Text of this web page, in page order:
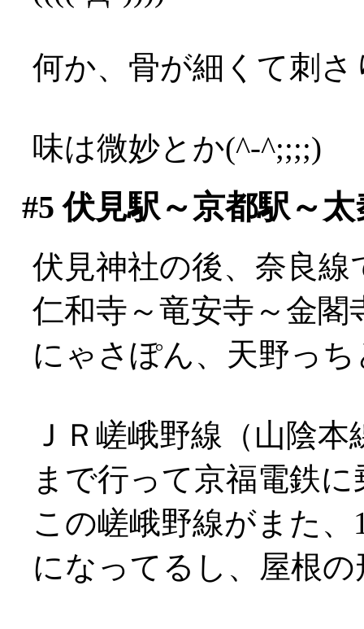
何か、骨が細くて刺
味は微妙とか(^-^;;;;)
#5 伏見駅～京都駅～太
伏見神社の後、奈良
仁和寺～竜安寺～金
にゃさぽん、天野っ
ＪＲ嵯峨野線（山陰
まで行って京福電鉄
この嵯峨野線がまた
になってるし、屋根